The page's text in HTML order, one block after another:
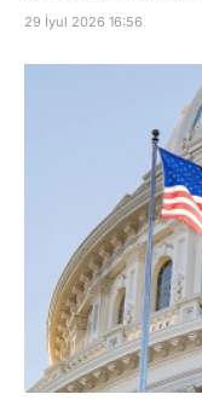
29 İyul 2026 16:56